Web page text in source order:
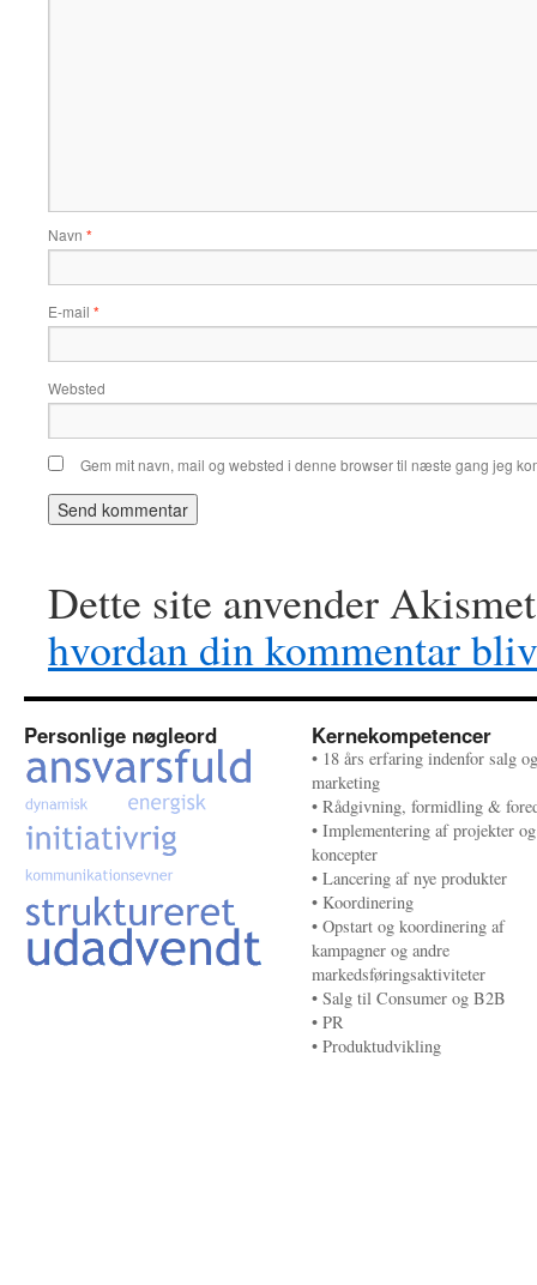
Navn *
E-mail *
Websted
Gem mit navn, mail og websted i denne browser til næste gang jeg
Dette site anvender
hvordan din kommentar
Personlige nøgleord Kernekompetencer
• 18 års erfaring indenfor salg og
marketing
• Rådgivning, formidling &
• Implementering af projekter og
koncepter
• Lancering af nye produkter
• Koordinering
• Opstart og koordinering af
kampagner og andre
markedsføringsaktiviteter
• Salg til Consumer og B2B
• PR
• Produktudvikling